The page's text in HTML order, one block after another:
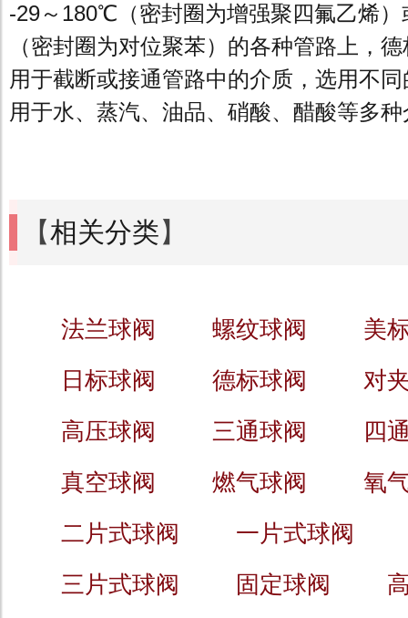
-29～180℃（密封圈为增强聚四氟乙烯
（密封圈为对位聚苯）的各种管路上，
用于截断或接通管路中的介质，选用不
用于水、蒸汽、油品、硝酸、醋酸等多
【相关分类】
法兰球阀 螺纹球阀
美
日标球阀
德标球阀
对
高压球阀
三通球阀
四
真空球阀
燃气球阀
氧
二片式球阀
一片式球阀
三片式球阀
固定球阀